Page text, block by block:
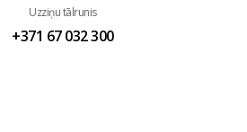
Uzziņu tālrunis
+371 67 032 300